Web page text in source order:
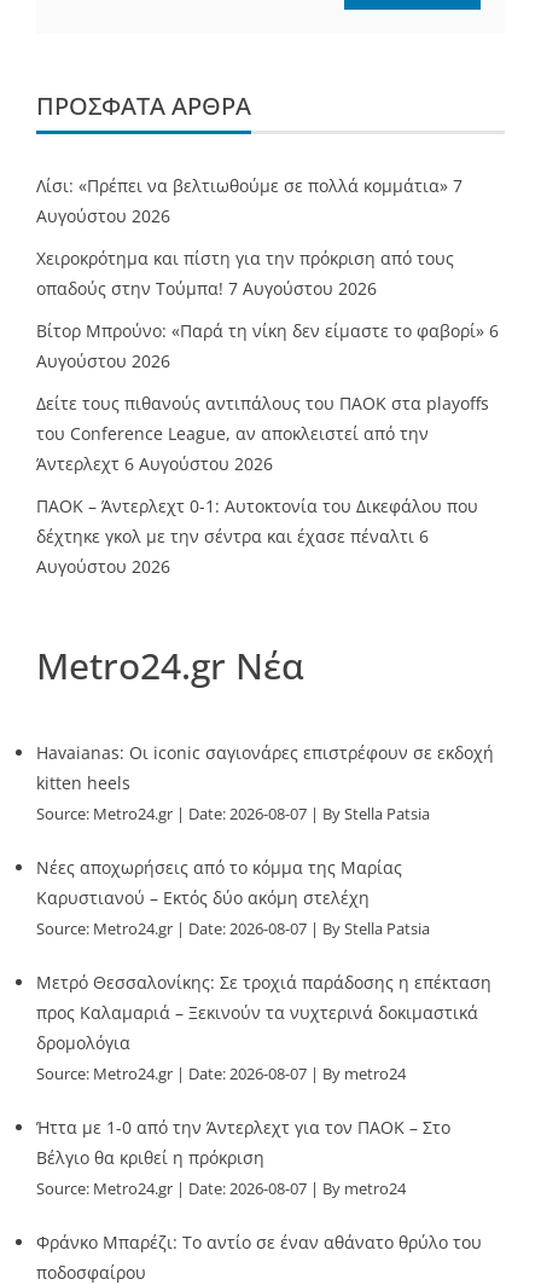
ΠΡΌΣΦΑΤΑ ΆΡΘΡΑ
Λίσι: «Πρέπει να βελτιωθούμε σε πολλά κομμάτια» 7
Αυγούστου 2026
Χειροκρότημα και πίστη για την πρόκριση από τους
οπαδούς στην Τούμπα! 7 Αυγούστου 2026
Βίτορ Μπρούνο: «Παρά τη νίκη δεν είμαστε το φαβορί» 6
Αυγούστου 2026
Δείτε τους πιθανούς αντιπάλους του ΠΑΟΚ στα playoffs
του Conference League, αν αποκλειστεί από την
Άντερλεχτ 6 Αυγούστου 2026
ΠΑΟΚ – Άντερλεχτ 0-1: Αυτοκτονία του Δικεφάλου που
δέχτηκε γκολ με την σέντρα και έχασε πέναλτι 6
Αυγούστου 2026
Metro24.gr Νέα
Havaianas: Οι iconic σαγιονάρες επιστρέφουν σε εκδοχή
kitten heels
Source: Metro24.gr Date: 2026-08-07 By Stella Patsia
Νέες αποχωρήσεις από το κόμμα της Μαρίας
Καρυστιανού – Εκτός δύο ακόμη στελέχη
Source: Metro24.gr Date: 2026-08-07 By Stella Patsia
Μετρό Θεσσαλονίκης: Σε τροχιά παράδοσης η επέκταση
προς Καλαμαριά – Ξεκινούν τα νυχτερινά δοκιμαστικά
δρομολόγια
Source: Metro24.gr Date: 2026-08-07 By metro24
Ήττα με 1-0 από την Άντερλεχτ για τον ΠΑΟΚ – Στο
Βέλγιο θα κριθεί η πρόκριση
Source: Metro24.gr Date: 2026-08-07 By metro24
Φράνκο Μπαρέζι: Το αντίο σε έναν αθάνατο θρύλο του
ποδοσφαίρου